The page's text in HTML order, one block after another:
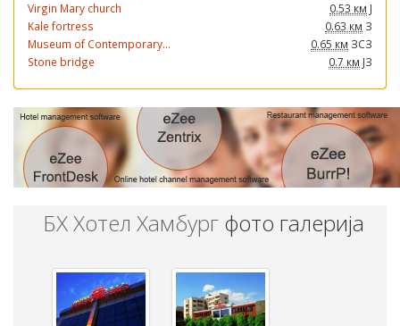
Virgin Mary church
0.53 км Ј
Kale fortress
0.63 км З
Museum of Contemporary...
0.65 км ЗСЗ
Stone bridge
0.7 км ЈЗ
БХ Хотел Хамбург фото галерија